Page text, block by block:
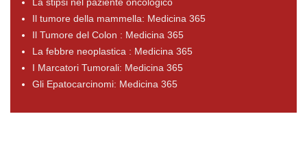
Il tumore della mammella: Medicina 365
Il Tumore del Colon : Medicina 365
La febbre neoplastica : Medicina 365
I Marcatori Tumorali: Medicina 365
Gli Epatocarcinomi: Medicina 365